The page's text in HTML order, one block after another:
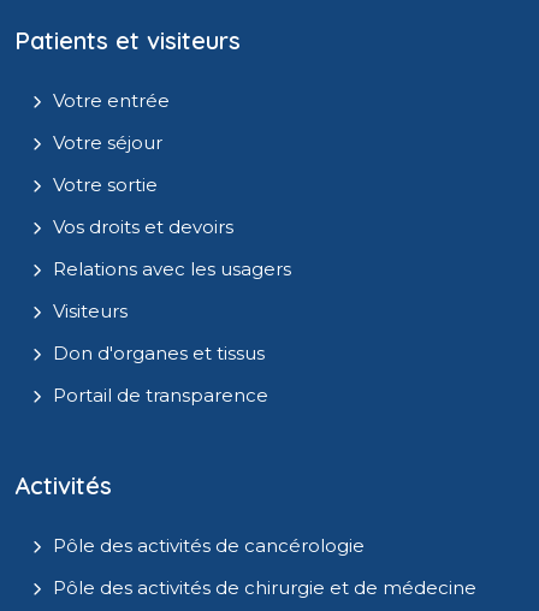
Patients et visiteurs
Votre entrée
Votre séjour
Votre sortie
Vos droits et devoirs
Relations avec les usagers
Visiteurs
Don d'organes et tissus
Portail de transparence
Activités
Pôle des activités de cancérologie
Pôle des activités de chirurgie et de médecine